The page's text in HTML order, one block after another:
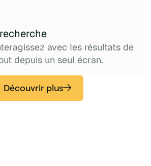
avec les résultats de
depuis un seul écran.
Découvrir plus